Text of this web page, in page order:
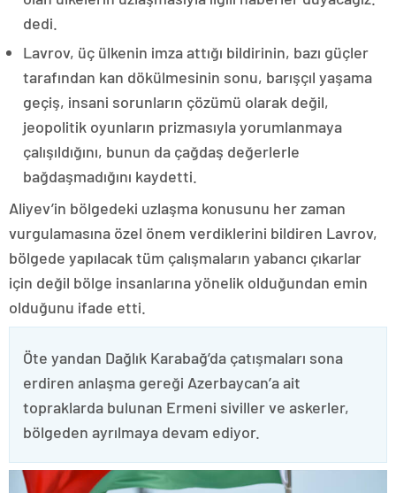
dedi.
Lavrov, üç ülkenin imza attığı bildirinin, bazı güçler
tarafından kan dökülmesinin sonu, barışçıl yaşama
geçiş, insani sorunların çözümü olarak değil,
jeopolitik oyunların prizmasıyla yorumlanmaya
çalışıldığını, bunun da çağdaş değerlerle
bağdaşmadığını kaydetti.
Aliyev’in bölgedeki uzlaşma konusunu her zaman
vurgulamasına özel önem verdiklerini bildiren Lavrov,
bölgede yapılacak tüm çalışmaların yabancı çıkarlar
için değil bölge insanlarına yönelik olduğundan emin
olduğunu ifade etti.
Öte yandan Dağlık Karabağ’da çatışmaları sona
erdiren anlaşma gereği Azerbaycan’a ait
topraklarda bulunan Ermeni siviller ve askerler,
bölgeden ayrılmaya devam ediyor.